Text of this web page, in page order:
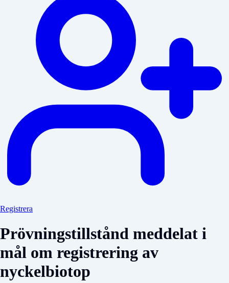
Registrera
Prövningstillstånd meddelat i
mål om registrering av
nyckelbiotop